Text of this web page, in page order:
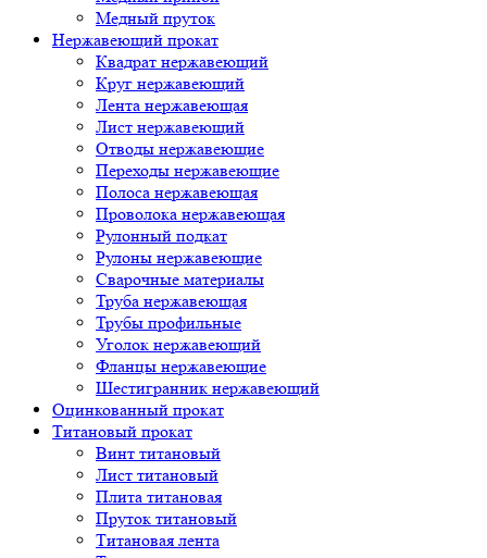
Медный пруток
Нержавеющий прокат
Квадрат нержавеющий
Круг нержавеющий
Лента нержавеющая
Лист нержавеющий
Отводы нержавеющие
Переходы нержавеющие
Полоса нержавеющая
Проволока нержавеющая
Рулонный подкат
Рулоны нержавеющие
Сварочные материалы
Труба нержавеющая
Трубы профильные
Уголок нержавеющий
Фланцы нержавеющие
Шестигранник нержавеющий
Оцинкованный прокат
Титановый прокат
Винт титановый
Лист титановый
Плита титановая
Пруток титановый
Титановая лента